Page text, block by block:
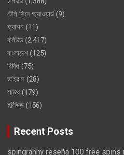
টেলি সিনে অ্যাওয়ার্ড(9)
ফ্যাশন (11)
বলিউড (2,417)
বাংলাদেশ (125)
বিবিধ (75)
ভাইরাল (28)
সাউথ (179)
হলিউড (156)
Recent Posts
spingranny reseña 100 free spins